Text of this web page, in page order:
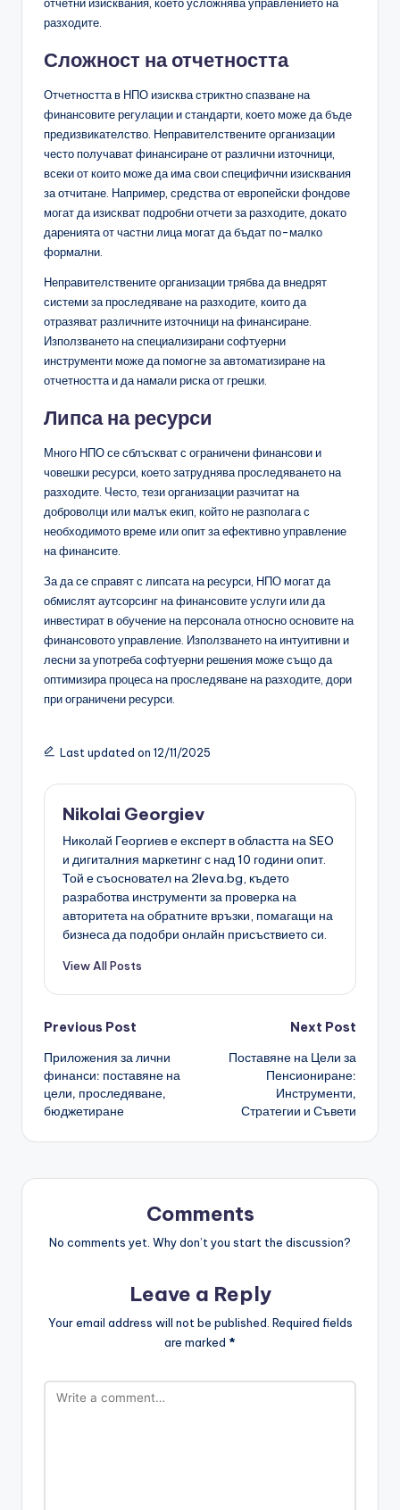
отчетни изисквания, което усложнява управлението на
разходите.
Сложност на отчетността
Отчетността в НПО изисква стриктно спазване на
финансовите регулации и стандарти, което може да бъде
предизвикателство. Неправителствените организации
често получават финансиране от различни източници,
всеки от които може да има свои специфични изисквания
за отчитане. Например, средства от европейски фондове
могат да изискват подробни отчети за разходите, докато
даренията от частни лица могат да бъдат по-малко
формални.
Неправителствените организации трябва да внедрят
системи за проследяване на разходите, които да
отразяват различните източници на финансиране.
Използването на специализирани софтуерни
инструменти може да помогне за автоматизиране на
отчетността и да намали риска от грешки.
Липса на ресурси
Много НПО се сблъскват с ограничени финансови и
човешки ресурси, което затруднява проследяването на
разходите. Често, тези организации разчитат на
доброволци или малък екип, който не разполага с
необходимото време или опит за ефективно управление
на финансите.
За да се справят с липсата на ресурси, НПО могат да
обмислят аутсорсинг на финансовите услуги или да
инвестират в обучение на персонала относно основите на
финансовото управление. Използването на интуитивни и
лесни за употреба софтуерни решения може също да
оптимизира процеса на проследяване на разходите, дори
при ограничени ресурси.
Last updated on 12/11/2025
Nikolai Georgiev
Николай Георгиев е експерт в областта на SEO
и дигиталния маркетинг с над 10 години опит.
Той е съосновател на 2leva.bg, където
разработва инструменти за проверка на
авторитета на обратните връзки, помагащи на
бизнеса да подобри онлайн присъствието си.
View All Posts
Post
navigation
Previous Post
Приложения за лични
финанси: поставяне на
цели, проследяване,
бюджетиране
Next Post
Поставяне на Цели за
Пенсиониране:
Инструменти,
Стратегии и Съвети
Comments
No comments yet. Why don’t you start the discussion?
Leave a Reply
Your email address will not be published. Required fields
are marked *